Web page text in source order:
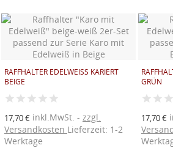
RAFFHALTER EDELWEISS KARIERT B
EIGE
17,70 € inkl.MwSt.
zzgl.
Versandkosten Lieferzeit: 1-2
Werktage
RÜN
17,70 €
AUF MEINE
add_circle_outline
((MODALTITLE))
((confirmMessage))
((TITLE))
((label))
ANMELDEN
Sie müssen angemeldet sein, um